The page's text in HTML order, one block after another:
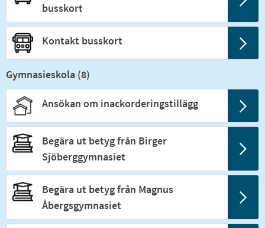
busskort
Kontakt busskort
Gymnasieskola (8)
Ansökan om inackorderingstillägg
Begära ut betyg från Birger
Sjöberggymnasiet
Begära ut betyg från Magnus
Åbergsgymnasiet